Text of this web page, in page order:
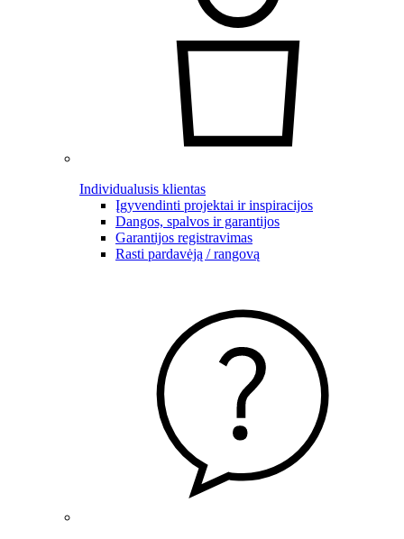
Individualusis klientas
Įgyvendinti projektai ir inspiracijos
Dangos, spalvos ir garantijos
Garantijos registravimas
Rasti pardavėją / rangovą